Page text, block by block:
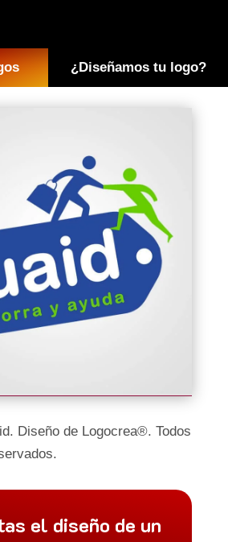
¿Diseñamos tu logo?
Diseño de Logocrea®. Todos
el diseño de un